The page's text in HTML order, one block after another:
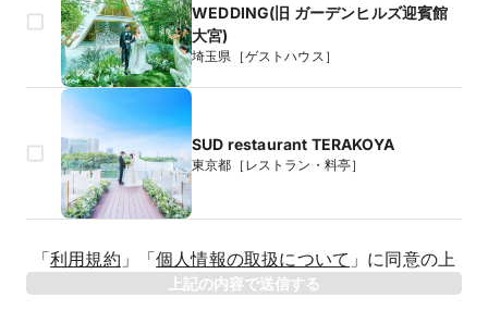
WEDDING(旧 ガーデンヒルズ迎賓館
大宮)
埼玉県［ゲストハウス］
SUD restaurant TERAKOYA
東京都［レストラン・料亭］
年
「利用規約 」 「個人情報の取扱について 」 に同意の上
上記の内容で送信する